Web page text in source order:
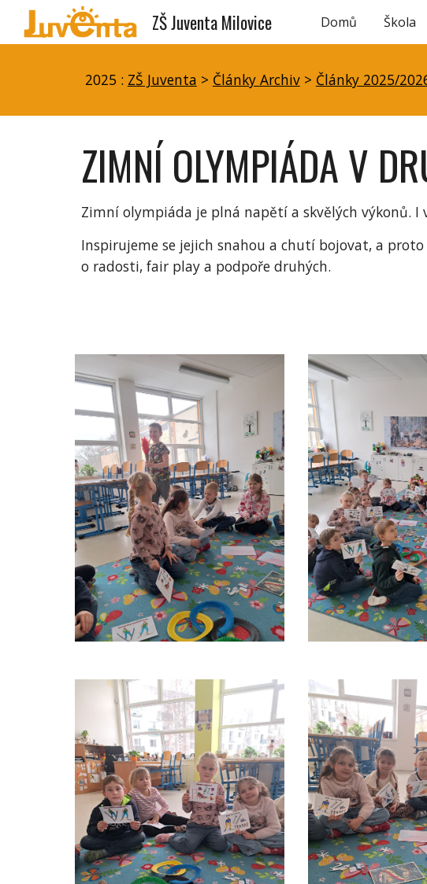
Skip to main
ZŠ Juventa Milovice Domů Škola
2025 : ZŠ Juventa > Články Archiv > Články 2025/
ZIMNÍ OLYMPIÁDA V
Zimní olympiáda je plná napětí a skvělých výkonů.
Inspirujeme se jejich snahou a chutí bojovat, a
o radosti, fair play a podpoře druhých.